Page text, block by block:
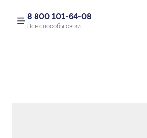
8 800 101-64-08
Все способы связи